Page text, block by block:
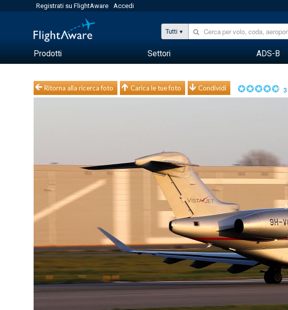
Registrati su FlightAware Accedi
Tutti
Prodotti Settori ADS-B
Ritorna alla ricerca foto Carica le tue foto Condividi 3